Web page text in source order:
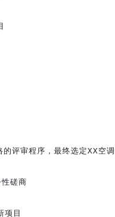
评审程序，最终选定XX空
磋商
项目